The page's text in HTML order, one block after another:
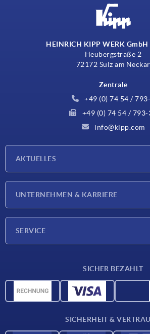
HEINRICH KIPP WERK GmbH
Heubergstraße 2
72172 Sulz am Neckar
Zentrale
+49 (0) 74 54 /
+49 (0) 74 54 / 793-
info@kipp.com
AKTUELLES
Presseberichte
UNTERNEHMEN & KARRIERE
SERVICE
Werkstoffübersicht
SICHER BEZAHLT
SICHERHEIT &